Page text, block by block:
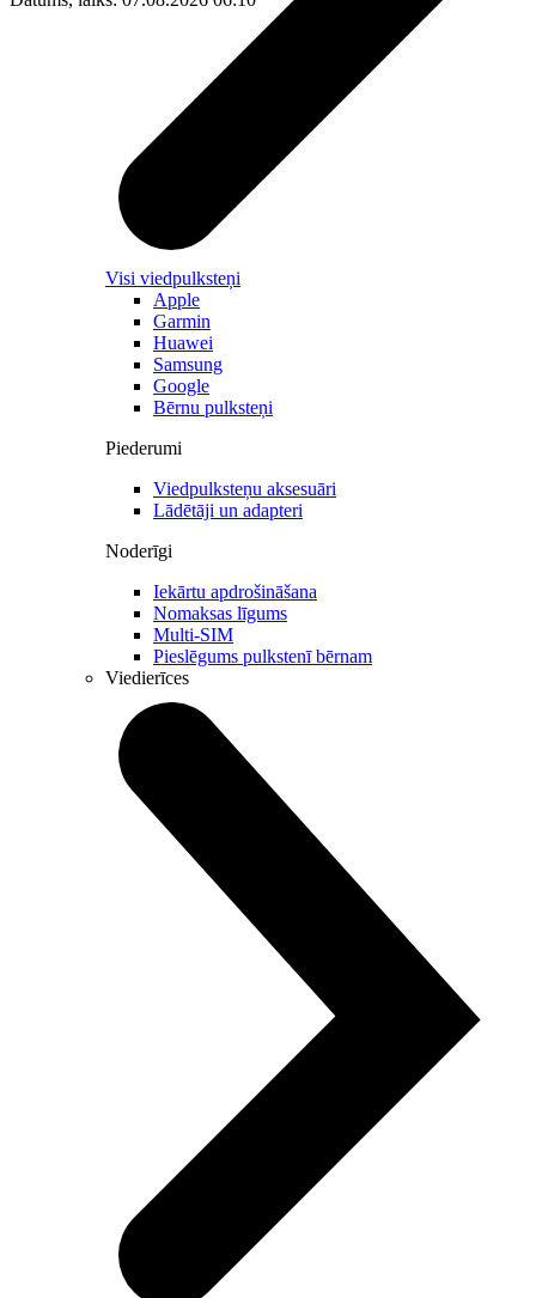
Visi viedpulksteņi
Apple
Garmin
Huawei
Samsung
Google
Bērnu pulksteņi
Piederumi
Viedpulksteņu aksesuāri
Lādētāji un adapteri
Noderīgi
Iekārtu apdrošināšana
Nomaksas līgums
Multi-SIM
Pieslēgums pulkstenī bērnam
Viedierīces